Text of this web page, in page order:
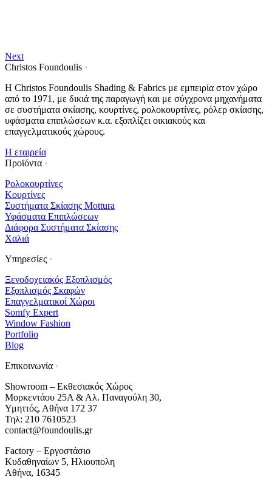
Next
Christos Foundoulis •
Η Christos Foundoulis Shading & Fabrics με εμπειρία στον χώρο
από το 1971, με δικιά της παραγωγή και με σύγχρονα μηχανήματα
σε συστήματα σκίασης, κουρτίνες, ρολοκουρτίνες, ρόλερ σκίασης,
υφάσματα επιπλώσεων κ.α. εξοπλίζει οικιακούς και
επαγγελματικούς χώρους.
Η εταιρεία
Προϊόντα •
Ρολοκουρτίνες
Κουρτίνες
Συστήματα Σκίασης Mottura
Υφάσματα Επιπλώσεων
Διάφορα Συστήματα Σκίασης
Χαλιά
Υπηρεσίες •
Ξενοδοχειακός Εξοπλισμός
Εξοπλισμός Σκαφών
Επαγγελματικοί Χώροι
Somfy Expert
Window Fashion
Portfolio
Blog
Επικοινωνία •
Showroom – Εκθεσιακός Χώρος
Μορκεντάου 25Α & Αλ. Παναγούλη 30,
Υμηττός, Αθήνα 172 37
Τηλ: 210 7610523
contact@foundoulis.gr
Factory – Εργοστάσιο
Κυδαθηναίων 5, Ηλιουπολη
Αθήνα, 16345